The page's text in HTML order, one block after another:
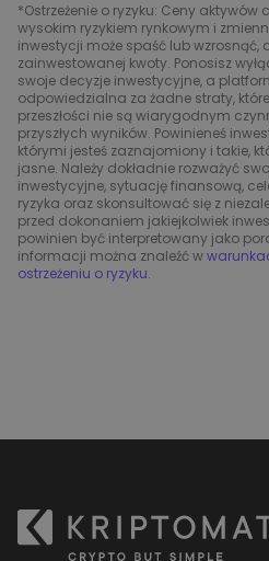
*Ostrzeżenie o ryzyku: Ceny aktywów
wysokim ryzykiem rynkowym i
inwestycji może spaść lub wzrosnąć,
zainwestowanej kwoty. Ponosisz
swoje decyzje inwestycyjne, a
odpowiedzialna za żadne straty,
przeszłości nie są wiarygodnym
przyszłych wyników. Powinieneś
którymi jesteś zaznajomiony i takie,
jasne. Należy dokładnie rozważyć
inwestycyjne, sytuację finansową,
ryzyka oraz skonsultować się z
przed dokonaniem jakiejkolwiek
powinien być interpretowany jako
informacji można znaleźć w
ostrzeżeniu o ryzyku.